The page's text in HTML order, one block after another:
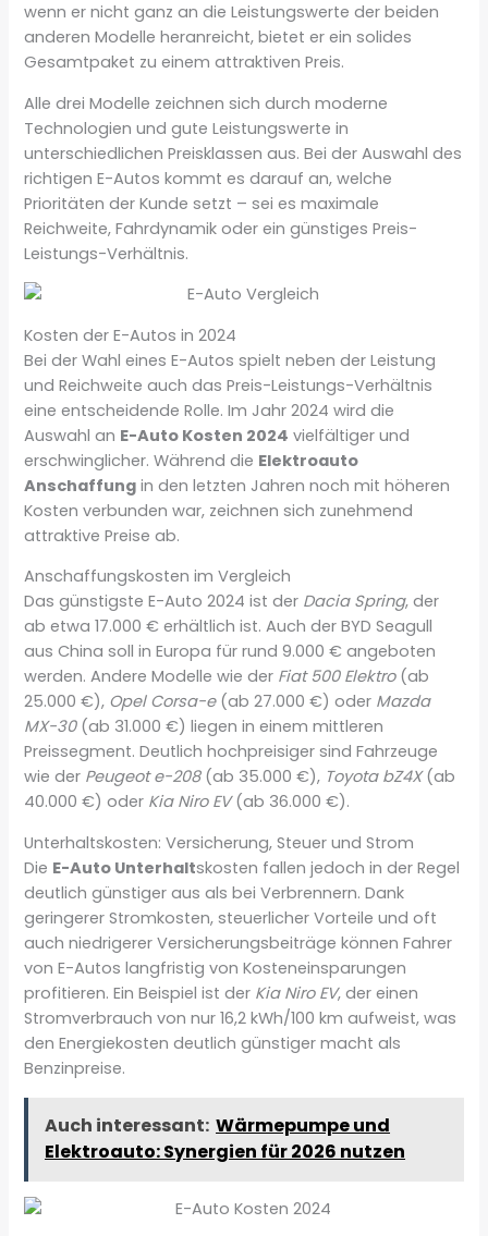
wenn er nicht ganz an die Leistungswerte der beiden
anderen Modelle heranreicht, bietet er ein solides
Gesamtpaket zu einem attraktiven Preis.
Alle drei Modelle zeichnen sich durch moderne
Technologien und gute Leistungswerte in
unterschiedlichen Preisklassen aus. Bei der Auswahl des
richtigen E-Autos kommt es darauf an, welche
Prioritäten der Kunde setzt – sei es maximale
Reichweite, Fahrdynamik oder ein günstiges Preis-
Leistungs-Verhältnis.
Kosten der E-Autos in 2024
Bei der Wahl eines E-Autos spielt neben der Leistung
und Reichweite auch das Preis-Leistungs-Verhältnis
eine entscheidende Rolle. Im Jahr 2024 wird die
Auswahl an E-Auto Kosten 2024 vielfältiger und
erschwinglicher. Während die Elektroauto
Anschaffung in den letzten Jahren noch mit höheren
Kosten verbunden war, zeichnen sich zunehmend
attraktive Preise ab.
Anschaffungskosten im Vergleich
Das günstigste E-Auto 2024 ist der Dacia Spring, der
ab etwa 17.000 € erhältlich ist. Auch der BYD Seagull
aus China soll in Europa für rund 9.000 € angeboten
werden. Andere Modelle wie der Fiat 500 Elektro(ab
25.000 €), Opel Corsa-e(ab 27.000 €) oder Mazda
MX-30(ab 31.000 €) liegen in einem mittleren
Preissegment. Deutlich hochpreisiger sind Fahrzeuge
wie der Peugeot e-208(ab 35.000 €), Toyota bZ4X(ab
40.000 €) oder Kia Niro EV(ab 36.000 €).
Unterhaltskosten: Versicherung, Steuer und Strom
Die E-Auto Unterhaltskosten fallen jedoch in der Regel
deutlich günstiger aus als bei Verbrennern. Dank
geringerer Stromkosten, steuerlicher Vorteile und oft
auch niedrigerer Versicherungsbeiträge können Fahrer
von E-Autos langfristig von Kosteneinsparungen
profitieren. Ein Beispiel ist der Kia Niro EV, der einen
Stromverbrauch von nur 16,2 kWh/100 km aufweist, was
den Energiekosten deutlich günstiger macht als
Benzinpreise.
Auch interessant: Wärmepumpe und
Elektroauto: Synergien für 2026 nutzen